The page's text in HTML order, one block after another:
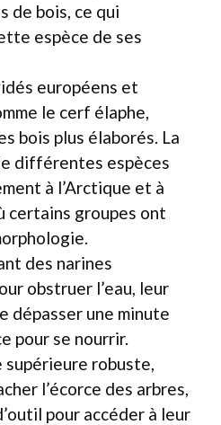
de bois, ce qui
espèce de ses
européens et
le cerf élaphe,
bois plus élaborés. La
différentes espèces
à l’Arctique et à
certains groupes ont
des narines
obstruer l’eau, leur
dépasser une minute
pour se nourrir.
supérieure robuste,
l’écorce des arbres,
pour accéder à leur